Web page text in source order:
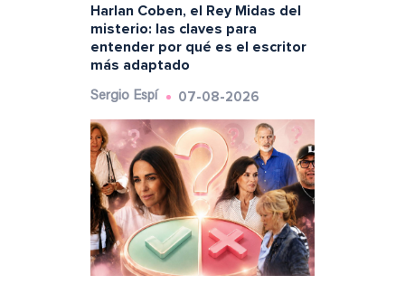
Harlan Coben, el Rey Midas del
misterio: las claves para
entender por qué es el escritor
más adaptado
Sergio Espí 07-08-2026